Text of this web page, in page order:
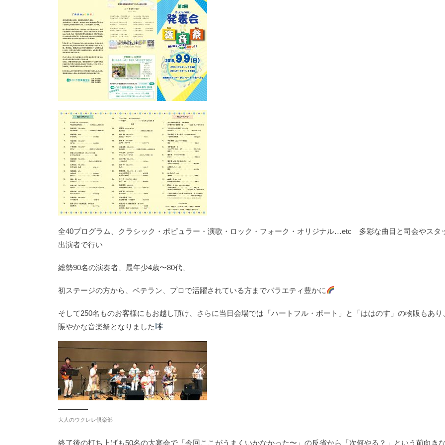
全40プログラム、クラシック・ポピュラー・演歌・ロック・フォーク・オリジナル…etc 多彩な曲目と司会やスタ
出演者で行い
総勢90名の演奏者、最年少4歳〜80代、
初ステージの方から、ベテラン、プロで活躍されている方までバラエティ豊かに
そして250名ものお客様にもお越し頂け、さらに当日会場では「ハートフル・ポート」と「ははのす」の物販もあり
賑やかな音楽祭となりました
大人のウクレレ倶楽部
終了後の打ち上げも50名の大宴会で「今回ここがうまくいかなかった〜」の反省から「次何やる？」という前向き